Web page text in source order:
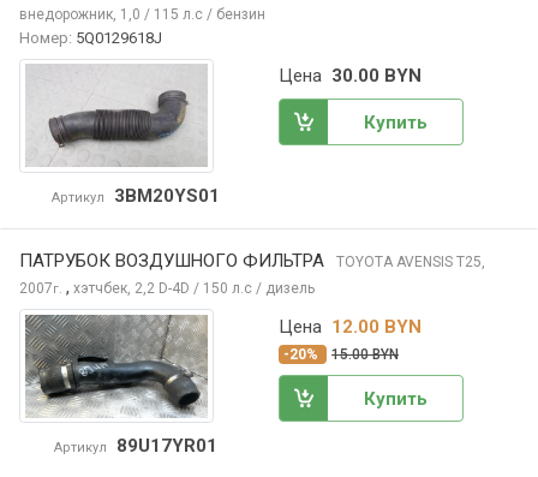
внедорожник, 1,0 / 115 л.с / бензин
Номер: 5Q0129618J
Артикул 3BM20YS01
Цена 30.00 BYN
Купить
ПАТРУБОК ВОЗДУШНОГО ФИЛЬТРА TOYOTA AVENSIS T25,
2007г. , хэтчбек, 2,2 D-4D / 150 л.с / дизель
Артикул 89U17YR01
Цена 12.00 BYN
-20% 15.00 BYN
Купить